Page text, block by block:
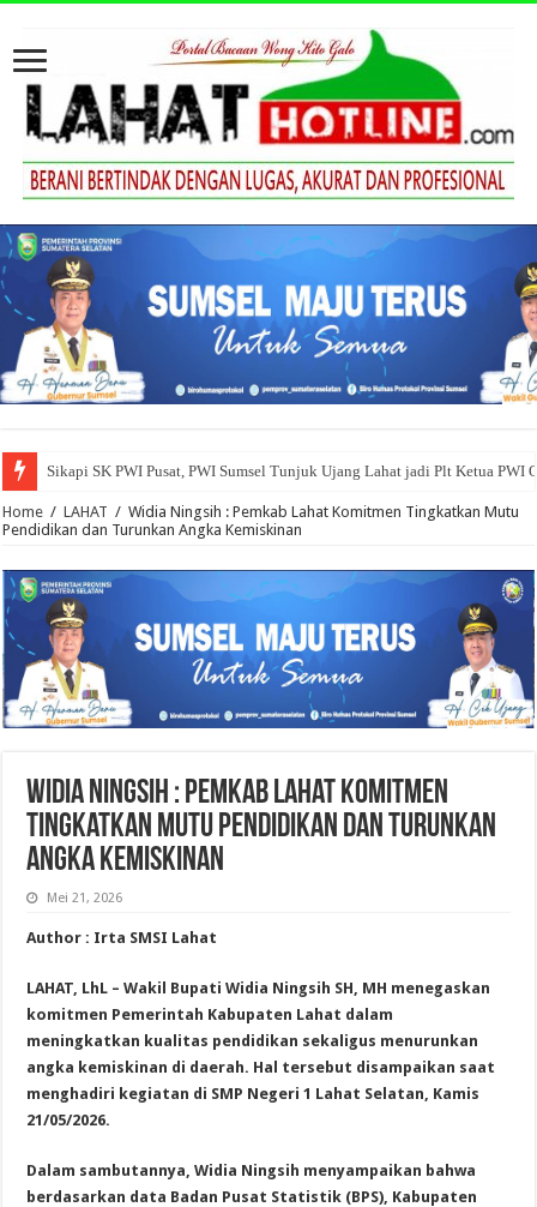
Sikapi SK PWI Pusat, PWI Sumsel Tunjuk Ujang Lahat jadi Plt Ketua PWI
Home / LAHAT / Widia Ningsih : Pemkab Lahat Komitmen Tingkatkan Mutu
Pendidikan dan Turunkan Angka Kemiskinan
Widia Ningsih : Pemkab Lahat Komitmen
Tingkatkan Mutu Pendidikan dan Turunkan
Angka Kemiskinan
Mei 21, 2026
Author : Irta SMSI Lahat
LAHAT, LhL – Wakil Bupati Widia Ningsih SH, MH menegaskan
komitmen Pemerintah Kabupaten Lahat dalam
meningkatkan kualitas pendidikan sekaligus menurunkan
angka kemiskinan di daerah. Hal tersebut disampaikan saat
menghadiri kegiatan di SMP Negeri 1 Lahat Selatan, Kamis
21/05/2026.
Dalam sambutannya, Widia Ningsih menyampaikan bahwa
berdasarkan data Badan Pusat Statistik (BPS), Kabupaten